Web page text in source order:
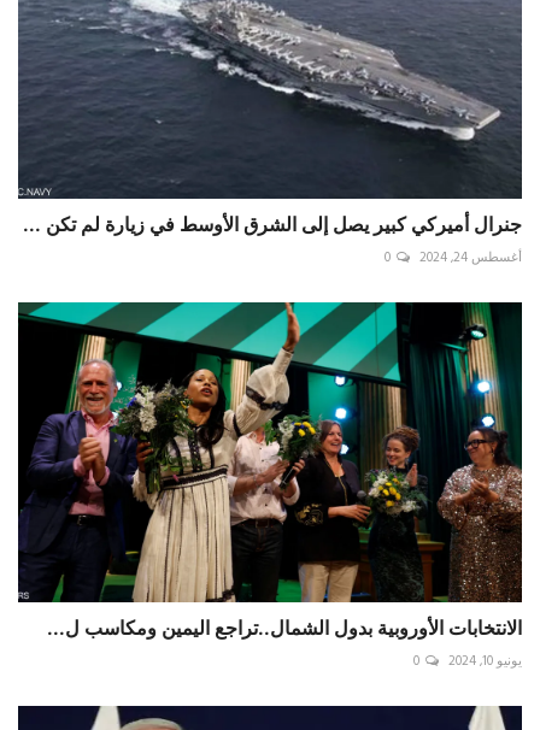
جنرال أميركي كبير يصل إلى الشرق الأوسط في زيارة لم تكن ...
أغسطس 24, 2024 0
الانتخابات الأوروبية بدول الشمال..تراجع اليمين ومكاسب ل...
يونيو 10, 2024 0